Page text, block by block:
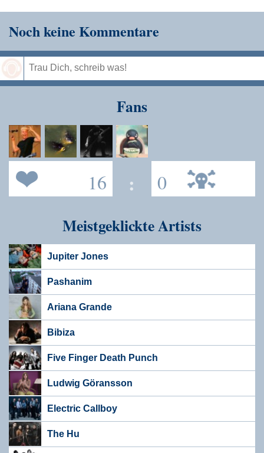
Noch keine Kommentare
Fans
16 : 0
Meistgeklickte Artists
Jupiter Jones
Pashanim
Ariana Grande
Bibiza
Five Finger Death Punch
Ludwig Göransson
Electric Callboy
The Hu